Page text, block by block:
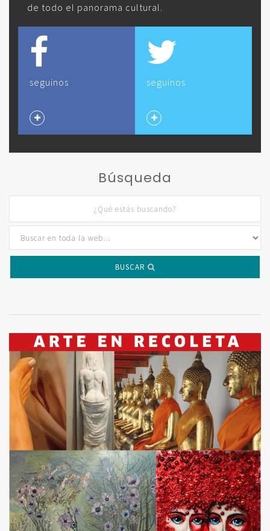
de todo el panorama cultural.
seguinos seguinos
Búsqueda
BUSCAR